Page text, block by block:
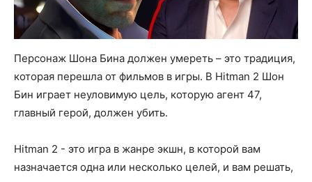
Персонаж Шона Бина должен умереть – это традиция,
которая перешла от фильмов в игры. В Hitman 2 Шон
Бин играет неуловимую цель, которую агент 47,
главный герой, должен убить.
Hitman 2 - это игра в жанре экшн, в которой вам
назначается одна или несколько целей, и вам решать,